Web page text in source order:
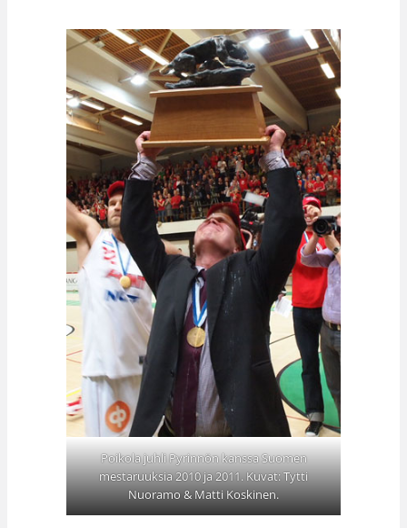
Poikola juhli Pyrinnön kanssa Suomen
mestaruuksia 2010 ja 2011. Kuvat: Tytti
Nuoramo & Matti Koskinen.